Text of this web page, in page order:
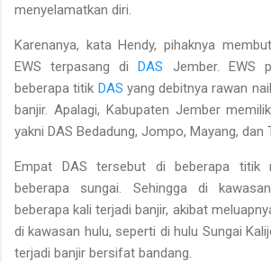
menyelamatkan diri.
Karenanya, kata Hendy, pihaknya
EWS terpasang diDAS Jember. EWS
beberapa titik DAS yang debitnya rawan
banjir. Apalagi, Kabupaten Jember
yakni DAS Bedadung, Jompo, Mayang, dan
Empat DAS tersebut di beberapa titik
beberapa sungai. Sehingga di
beberapa kali terjadi banjir, akibat
di kawasan hulu, seperti di hulu Sungai
terjadi banjir bersifat bandang.